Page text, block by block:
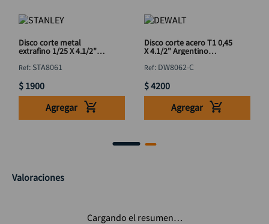
Disco corte metal
extrafino 1/25 X 4.1/2"
: STA8061
$ 1900
Agregar
Disco corte acero T1 0,45
X 4.1/2" Argentino
: DW8062-C
$4200
Agregar
Valoraciones
Cargando el resumen…